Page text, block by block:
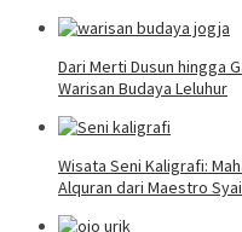
Dari Merti Dusun hingga
Warisan Budaya Leluhur
Wisata Seni Kaligrafi:
Alquran dari Maestro